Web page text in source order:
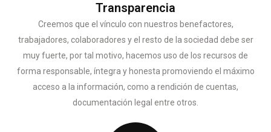
Transparencia
Creemos que el vínculo con nuestros benefactores,
trabajadores, colaboradores y el resto de la sociedad debe ser
muy fuerte, por tal motivo, hacemos uso de los recursos de
forma responsable, íntegra y honesta promoviendo el máximo
acceso a la información, como a rendición de cuentas,
documentación legal entre otros.